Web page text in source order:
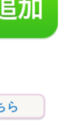
ら